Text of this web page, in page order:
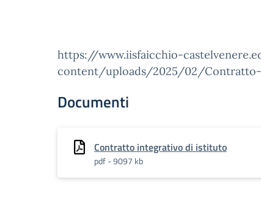
https://www.iisfaicchio-
content/uploads/2025/02/
Documenti
Contratto integrativo di istituto
pdf - 9097 kb